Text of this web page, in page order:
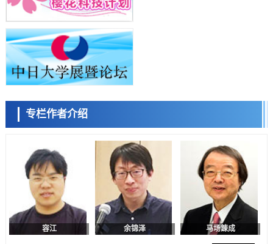
科学研究
东京都产技研采用新手法开发出可稳定工作至300℃的介电材料，已验
证电容器可在汽车发动机等高温环境下工作
经济・社会
日本生成式AI使用者占比一年内翻倍，但与中美德仍有较大差距
政策
日本修订首都直下型地震紧急对策：目标为死亡人数至少减半，重点强
科学研究
福井大学发现细胞记忆过往并抑制反应的机制，阐明即便DNA相同反应
迥异之谜
神户大学确认口服癌症疫苗B440单药给药的安全性，在转移性尿路上皮
癌患者中开展临床试验
政策
日本发布《令和8年版科学技术与创新白皮书》，解读第七期基本计划
首年度政策方向
科学研究
东京大学发现可诱导细胞死亡的新型信使物质
科学研究
专栏作者介绍
陈小牧
容江 余锦泽 马场錬成
日本科学未来馆 科学交